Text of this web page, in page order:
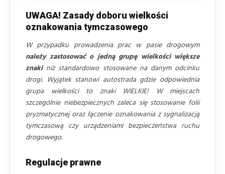
UWAGA! Zasady doboru wielkości
oznakowania tymczasowego
W przypadku prowadzenia prac w pasie drogowym
należy zastosować o jedną grupę wielkości większe
znakiniż standardowo stosowane na danym odcinku
drogi. Wyjątek stanowi autostrada gdzie odpowiednia
grupa wielkości to znaki WIELKIE! W miejscach
szczególnie niebezpiecznych zaleca się stosowanie folii
pryzmatycznej oraz łączenie oznakowania z sygnalizacją
tymczasową czy urządzeniami bezpieczeństwa ruchu
drogowego.
Regulacje prawne